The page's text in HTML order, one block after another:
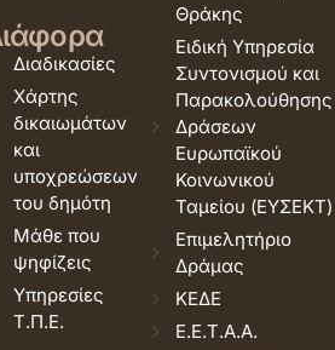
Διαδικασίες
Χάρτης
δικαιωμάτων
και
υποχρεώσεων
του δημότη
Μάθε που
ψηφίζεις
Υπηρεσίες
Τ.Π.Ε.
Θράκης
Ειδική Υπηρεσία
Συντονισμού και
Παρακολούθησης
Δράσεων
Ευρωπαϊκού
Κοινωνικού
Ταμείου (ΕΥΣΕΚΤ)
Επιμελητήριο
Δράμας
ΚΕΔΕ
Ε.Ε.Τ.Α.Α.